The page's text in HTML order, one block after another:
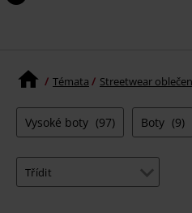
Témata Streetwear
Vysoké boty (97) Boty (9)